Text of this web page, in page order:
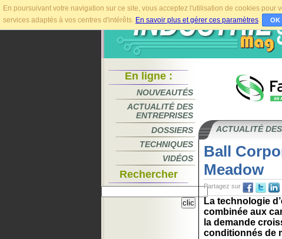
En poursuivant votre navigation sur ce site, vous acceptez l'utilisation de cookies pour
services adaptés à vos centres d'intérêts. En savoir plus et gérer ces paramètres. OK
En ligne :
NOUVEAUTÉS
ACTUALITÉ DES
ENTREPRISES
DOSSIERS
TECHNIQUES
VIDÉOS
Rechercher
ACTUALITÉ
Ball
Meadow
Partagez sur
La technologie
combinée aux
la demande
conditionnés de